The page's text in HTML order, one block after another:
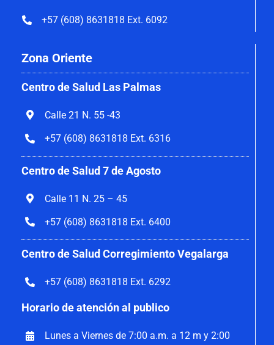
+57 (608) 8631818 Ext. 6092
Zona Oriente
Centro de Salud Las Palmas
Calle 21 N. 55 -43
+57 (608) 8631818 Ext. 6316
Centro de Salud 7 de Agosto
Calle 11 N. 25 – 45
+57 (608) 8631818 Ext. 6400
Centro de Salud Corregimiento Vegalarga
+57 (608) 8631818 Ext. 6292
Horario de atención al publico
Lunes a Viernes de 7:00 a.m. a 12 m y 2:00